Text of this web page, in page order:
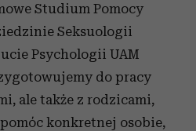
Studium Pomocy
Seksuologii
Psychologii UAM
do pracy
ale także z rodzicami,
konkretnej osobie,